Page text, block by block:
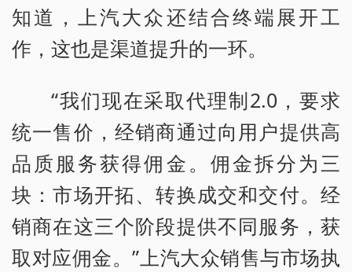
知道，上汽大众还结合终端展开工
作，这也是渠道提升的一环。
“我们现在采取代理制2.0，要求
统一售价，经销商通过向用户提供高
品质服务获得佣金。佣金拆分为三
块：市场开拓、转换成交和交付。经
销商在这三个阶段提供不同服务，获
取对应佣金。”上汽大众销售与市场执